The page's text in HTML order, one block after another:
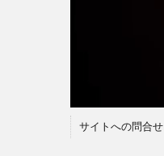
サイトへの問合せ